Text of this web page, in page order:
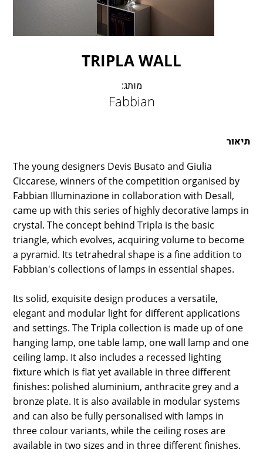
LAMBERT & FILS
ROGER PRADIER
PORSCHE
CATELLANI & SMITH
TOBIAS GRAU
GROK
TRIPLA WALL
מותג:
Fabbian
תיאור
The young designers Devis Busato and Giulia
Ciccarese, winners of the competition organised by
Fabbian Illuminazione in collaboration with Desall,
came up with this series of highly decorative lamps in
crystal. The concept behind Tripla is the basic
triangle, which evolves, acquiring volume to become
a pyramid. Its tetrahedral shape is a fine addition to
Fabbian's collections of lamps in essential shapes.
Its solid, exquisite design produces a versatile,
elegant and modular light for different applications
and settings. The Tripla collection is made up of one
hanging lamp, one table lamp, one wall lamp and one
ceiling lamp. It also includes a recessed lighting
fixture which is flat yet available in three different
finishes: polished aluminium, anthracite grey and a
bronze plate. It is also available in modular systems
and can also be fully personalised with lamps in
three colour variants, while the ceiling roses are
available in two sizes and in three different finishes.